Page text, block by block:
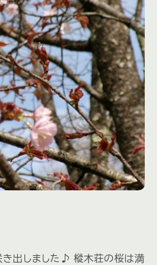
き出しました♪ 樅木荘の桜は満